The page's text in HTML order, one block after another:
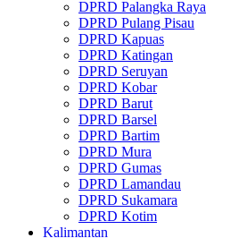
DPRD Palangka Raya
DPRD Pulang Pisau
DPRD Kapuas
DPRD Katingan
DPRD Seruyan
DPRD Kobar
DPRD Barut
DPRD Barsel
DPRD Bartim
DPRD Mura
DPRD Gumas
DPRD Lamandau
DPRD Sukamara
DPRD Kotim
Kalimantan